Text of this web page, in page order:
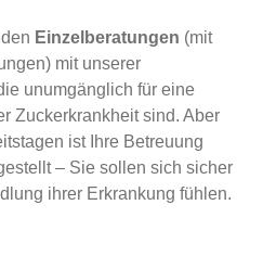
Einzelberatungen (mit
mit unserer
unumgänglich für eine
Zuckerkrankheit sind. Aber
ist Ihre Betreuung
– Sie sollen sich sicher
ihrer Erkrankung fühlen.